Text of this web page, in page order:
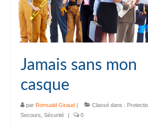
Jamais sans mon
casque
par Romuald Giraud | Classé dans :
Secours Sécurité | 0